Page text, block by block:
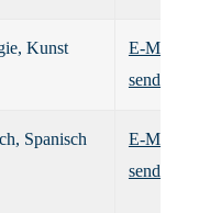
Kunst
E-Mail
senden
Spanisch
E-Mail
senden